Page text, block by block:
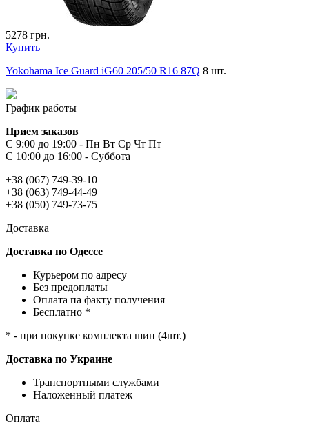
5278 грн.
Купить
Yokohama Ice Guard iG60 205/50 R16 87Q 8 шт.
График работы
Прием заказов
С 9:00 до 19:00 - Пн Вт Ср Чт Пт
С 10:00 до 16:00 - Суббота
+38 (067) 749-39-10
+38 (063) 749-44-49
+38 (050) 749-73-75
Доставка
Доставка по Одессе
Курьером по адресу
Без предоплаты
Оплата па факту получения
Бесплатно *
* - при покупке комплекта шин (4шт.)
Доставка по Украине
Транспортными службами
Наложенный платеж
Оплата